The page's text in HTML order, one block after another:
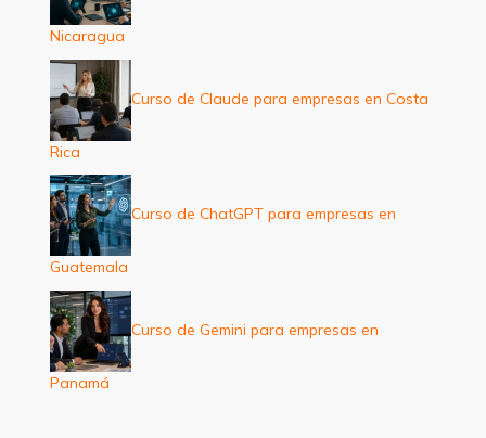
Nicaragua
Curso de Claude para empresas en Costa
Rica
Curso de ChatGPT para empresas en
Guatemala
Curso de Gemini para empresas en
Panamá